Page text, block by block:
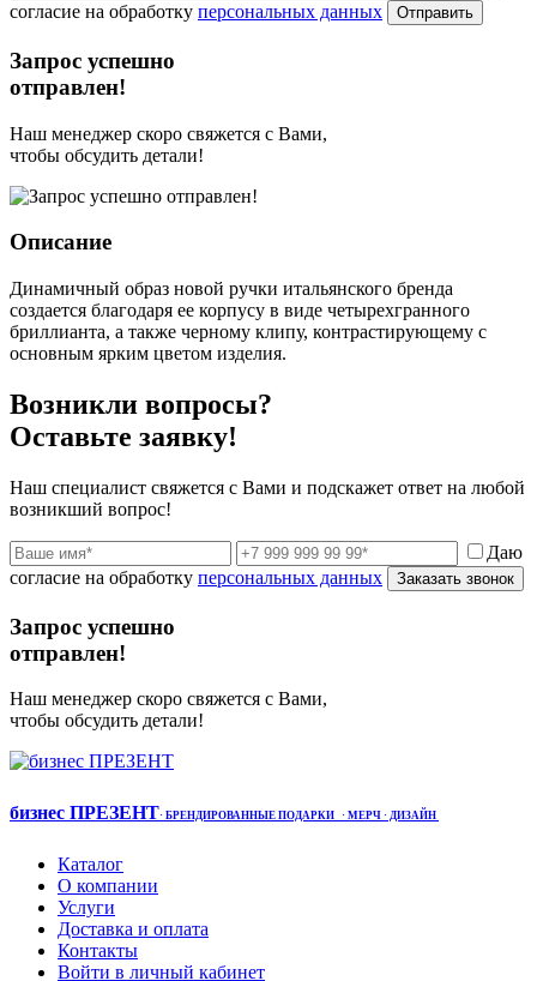
согласие на обработку персональных данных Отправить
Запрос успешно
отправлен!
Наш менеджер скоро свяжется с Вами,
чтобы обсудить детали!
Описание
Динамичный образ новой ручки итальянского бренда
создается благодаря ее корпусу в виде четырехгранного
бриллианта, а также черному клипу, контрастирующему с
основным ярким цветом изделия.
Возникли вопросы?
Оставьте заявку!
Наш специалист свяжется с Вами и подскажет ответ на любой
возникший вопрос!
Даю
согласие на обработку персональных данных Заказать звонок
Запрос успешно
отправлен!
Наш менеджер скоро свяжется с Вами,
чтобы обсудить детали!
бизнес ПРЕЗЕНТ· БРЕНДИРОВАННЫЕ ПОДАРКИ · МЕРЧ · ДИЗАЙН
Каталог
О компании
Услуги
Доставка и оплата
Контакты
Войти в личный кабинет